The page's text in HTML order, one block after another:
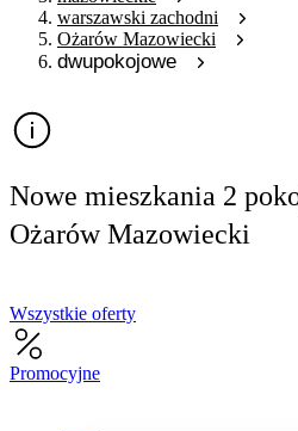
warszawski zachodni
Ożarów Mazowiecki
dwupokojowe
Nowe mieszkania 2
Ożarów Mazowiecki
Wszystkie oferty
Promocyjne